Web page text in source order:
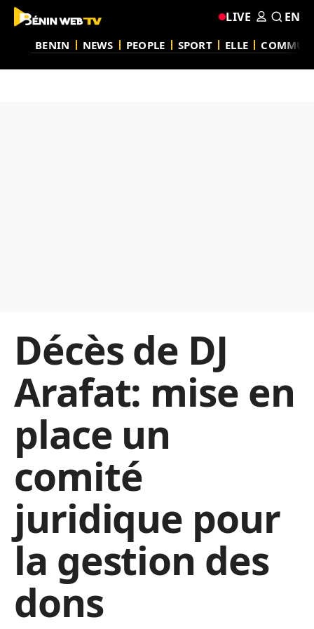
BENIN NEWS PEOPLE SPORT ELLE
LIVE EN
Décès de DJ
Arafat: mise en
place un
comité
juridique pour
la gestion des
dons